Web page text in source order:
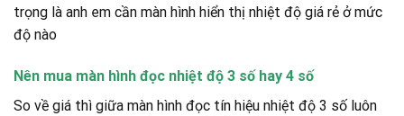
trọng là anh em cần màn hình hiển thị nhiệt độ giá rẻ ở mức
độ nào
Nên mua màn hình đọc nhiệt độ 3 số hay 4 số
So về giá thì giữa màn hình đọc tín hiệu nhiệt độ 3 số luôn